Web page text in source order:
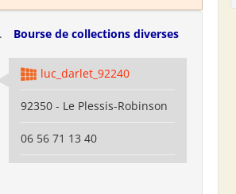
Bourse de collections diverses
luc_darlet_92240
92350 - Le Plessis-Robinson
06 56 71 13 40